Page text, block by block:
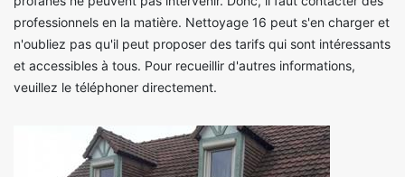
professionnels en la matière. Nettoyage 16 peut s'en charger et
n'oubliez pas qu'il peut proposer des tarifs qui sont intéressants
et accessibles à tous. Pour recueillir d'autres informations,
veuillez le téléphoner directement.